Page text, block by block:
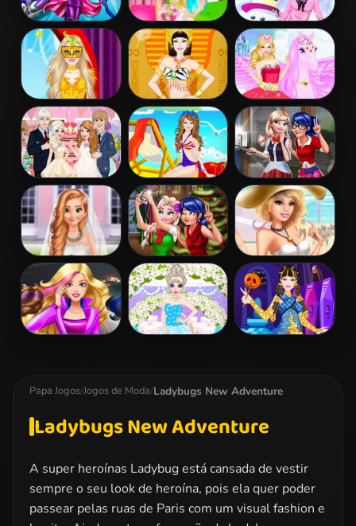
Barbara Spy
Squad Dress up
Barbie Bride
Dress Up
Barbie Winter
Dress Up
Barbie
Masquerade
Dress Up
Barbie
Egyptian
Princess Dress
Up
Barbie And The
Pegasus
Elsa And Anna
Wedding Party
Barbie Colorful
Swimsuits
Dress Up
Ladybug Elsa
College Fashion
Frozen And
Ariel Wedding
Ladybug And
Elsa Xmas
Selfie
Barbies Sexy
Bikini Beach
Papa Jogos/Jogos de Moda/Ladybugs New Adventure
Ladybugs New Adventure
A super heroínas Ladybug está cansada de vestir
sempre o seu look de heroína, pois ela quer poder
passear pelas ruas de Paris com um visual fashion e